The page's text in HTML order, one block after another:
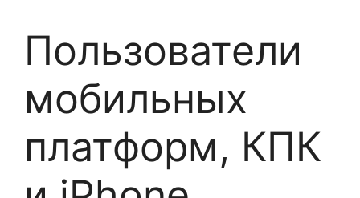
Пользователи
мобильных
платформ, КПК